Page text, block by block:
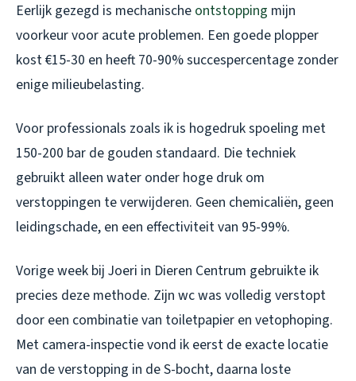
Eerlijk gezegd is mechanische ontstopping mijn
voorkeur voor acute problemen. Een goede plopper
kost €15-30 en heeft 70-90% succespercentage zonder
enige milieubelasting.
Voor professionals zoals ik is hogedruk spoeling met
150-200 bar de gouden standaard. Die techniek
gebruikt alleen water onder hoge druk om
verstoppingen te verwijderen. Geen chemicaliën, geen
leidingschade, en een effectiviteit van 95-99%.
Vorige week bij Joeri in Dieren Centrum gebruikte ik
precies deze methode. Zijn wc was volledig verstopt
door een combinatie van toiletpapier en vetophoping.
Met camera-inspectie vond ik eerst de exacte locatie
van de verstopping in de S-bocht, daarna loste